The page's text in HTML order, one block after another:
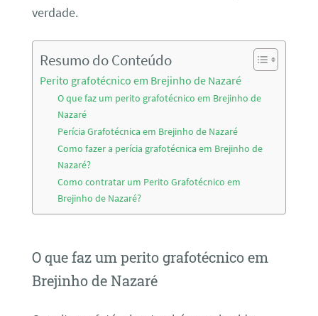
verdade.
Resumo do Conteúdo
Perito grafotécnico em Brejinho de Nazaré
O que faz um perito grafotécnico em Brejinho de
Nazaré
Perícia Grafotécnica em Brejinho de Nazaré
Como fazer a perícia grafotécnica em Brejinho de
Nazaré?
Como contratar um Perito Grafotécnico em
Brejinho de Nazaré?
O que faz um perito grafotécnico em
Brejinho de Nazaré